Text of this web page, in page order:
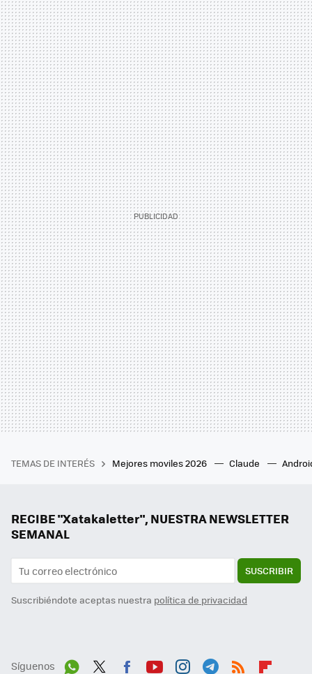
TEMAS DE INTERÉS Mejores moviles 2026 Claude
RECIBE "Xatakaletter", NUESTRA NEWSLETTER
SEMANAL
SUSCRIBIR
Suscribiéndote aceptas nuestra política de privacidad
Síguenos